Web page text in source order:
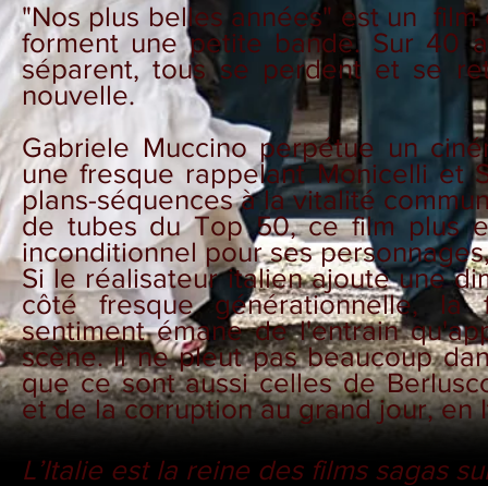
"Nos plus belles années" est un film
forment une petite bande. Sur 40
séparent, tous se perdent et se
nouvelle.
Gabriele Muccino perpétue un
une fresque rappelant Monicelli et
plans-séquences à la vitalité
de tubes du Top 50, ce film plus
inconditionnel pour ses
Si le réalisateur italien ajoute une
côté fresque générationnelle, la
sentiment émane de l'entrain
scène. Il ne pleut pas beaucoup
que ce sont aussi celles de
et de la corruption au grand jour, en
L’Italie est la reine des films sagas